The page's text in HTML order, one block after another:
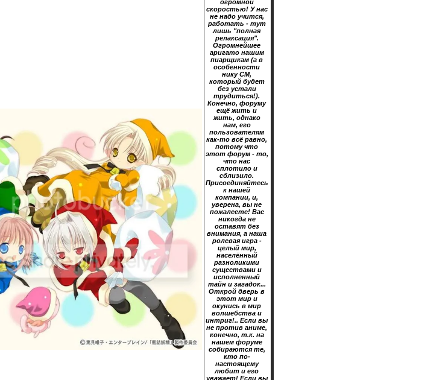
огромной
скоростью! У нас
не надо учится,
работать - тут
лишь "полная
релаксация".
Огромнейшее
аригато нашим
пиарщикам (а в
особенности
нику CM,
который будет
без устали
трудиться!).
Конечно, форуму
ещё жить и
жить, однако
нам, его
пользователям
как-то всё равно,
потому что
этот форум - то,
что нас
сплотило и
сблизило.
Присоединяйтесь
к нашей
компании, и,
уверена, вы не
пожалеете! Вас
никогда не
оставят без
внимания, а наша
ролевая игра -
целый мир,
населённый
разноликими
существами и
исполненный
тайн и загадок...
Открой дверь в
этот мир и
окунись в мир
волшебства и
интриг!.. Если вы
не против аниме,
конечно, т.к. на
нашем форуме
собираются те,
кто по-
настоящему
любит и его
уважает! Если вы